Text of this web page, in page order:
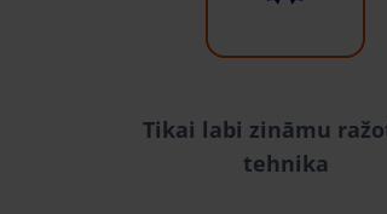
Tikai labi zināmu
tehnika